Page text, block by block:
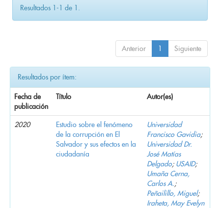
Resultados 1-1 de 1.
Anterior 1 Siguiente
Resultados por ítem:
Fecha de
publicación
Título Autor(es)
2020
Estudio sobre el fenómeno
de la corrupción en El
Salvador y sus efectos en la
ciudadanía
Universidad
Francisco Gavidia;
Universidad Dr.
José Matías
Delgado; USAID;
Umaña Cerna,
Carlos A.;
Peñailillo, Miguel;
Iraheta, May Evelyn